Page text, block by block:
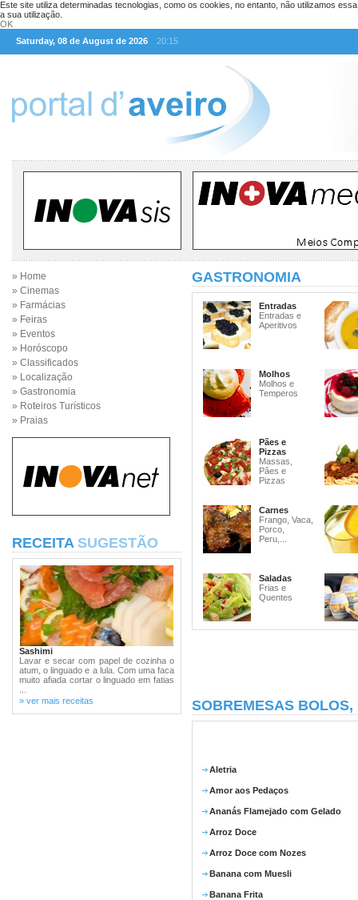
Este site utiliza determinadas tecnologias, como os cookies, no entanto, não utilizamos
a sua utilização.
OK
Saturday, 08 de August de 2026
20:15
» Home
» Cinemas
» Farmácias
» Feiras
» Eventos
» Horóscopo
» Classificados
» Localização
» Gastronomia
» Roteiros Turísticos
» Praias
RECEITA SUGESTÃO
Sashimi
Lavar e secar com papel de cozinha o
atum, o linguado e a lula. Com uma faca
muito afiada cortar o linguado em fatias
» ver mais receitas
GASTRONOMIA
Entradas
Entradas e
Aperitivos
Molhos
Molhos e
Temperos
Pães e
Pizzas
Massas,
Pães e
Pizzas
Carnes
Frango, Vaca,
Porco,
Peru,...
Saladas
Frias e
Quentes
SOBREMESAS
Aletria
Amor aos Pedaços
Ananás Flamejado com Gelado
Arroz Doce
Arroz Doce com Nozes
Banana com Muesli
Banana Frita